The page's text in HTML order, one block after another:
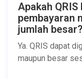
Apakah
pembayaran
jumlah besar?
Ya. QRIS dapat
maupun besar